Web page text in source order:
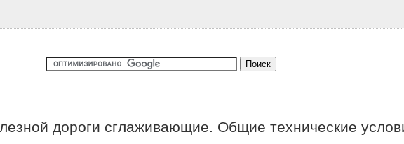
дороги сглаживающие. Общие технические